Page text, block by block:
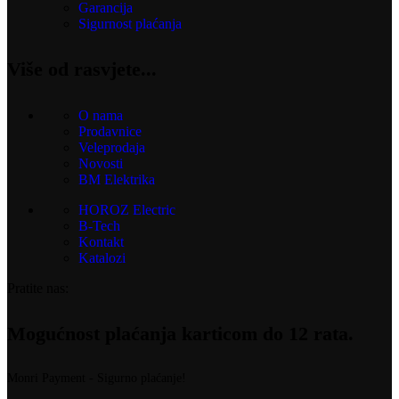
Garancija
Sigurnost plaćanja
O nama
Prodavnice
Veleprodaja
Novosti
BM Elektrika
HOROZ Electric
B-Tech
Kontakt
Katalozi